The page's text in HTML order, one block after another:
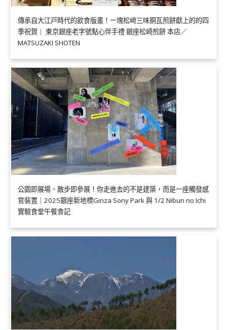
傳承自大江戸時代的飲食版畫！一塊松﨑三味胴瓦煎餅獻上的的四
季祝賀｜ 東京銀座老字號點心伴手禮 銀座松崎煎餅 本店／
MATSUZAKI SHOTEN
公園即展場、散步即參展！你走進去的不是建築，而是一座觸發感
官裝置｜2025銀座新地標Ginza Sony Park 與 1/2 Nibun no Ichi
實驗食堂午餐食記